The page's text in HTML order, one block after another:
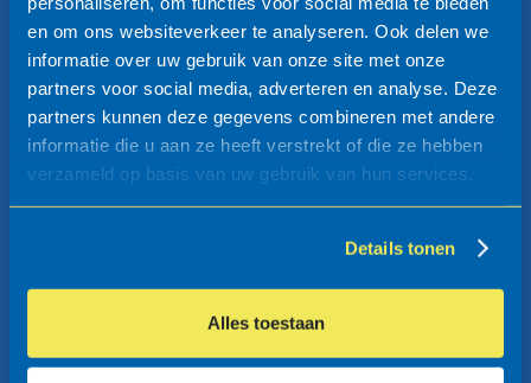
en om ons websiteverkeer te analyseren. Ook delen we
informatie over uw gebruik van onze site met onze
partners voor social media, adverteren en analyse. Deze
partners kunnen deze gegevens combineren met andere
informatie die u aan ze heeft verstrekt of die ze hebben
verzameld op basis van uw gebruik van hun services.
Details tonen
Alles toestaan
Falco is partner van: